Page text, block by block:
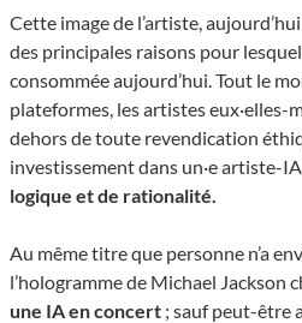
Cette image de l’artiste,
des principales raisons pour
consommée aujourd’hui. Tout le
plateformes, les artistes eux·elles-
dehors de toute revendication
investissement dans un·e artiste-IA
logique et de rationalité.
Au même titre que personne n’a
l’hologramme de Michael Jackson
une IA en concert ; sauf peut-être